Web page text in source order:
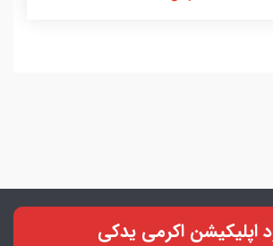
اپلیکیشن اکرمی یدکی